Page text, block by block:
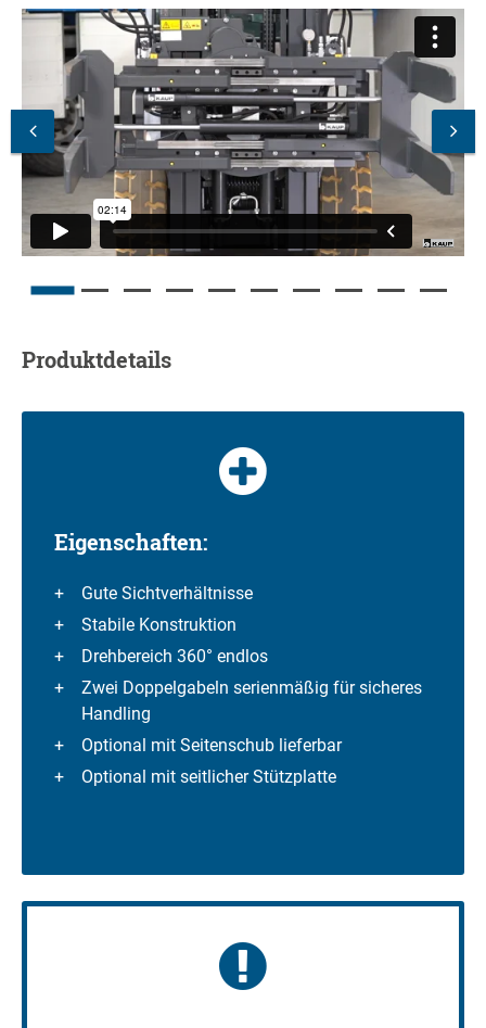
Produktdetails
Eigenschaften:
Gute Sichtverhältnisse
Stabile Konstruktion
Drehbereich 360° endlos
Zwei Doppelgabeln serienmäßig für sicheres
Handling
Optional mit Seitenschub lieferbar
Optional mit seitlicher Stützplatte